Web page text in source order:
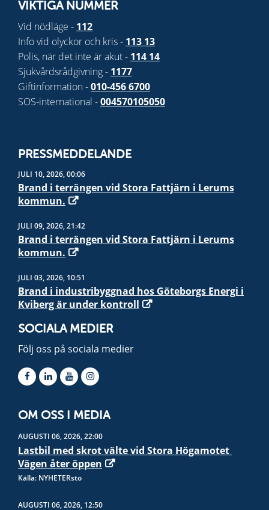
VIKTIGA NUMMER
Vid nödläge - 112
Info vid olyckor och kris - 113 13
Polis, när det inte är akut - 114 14
Sjukvårdsrådgivning - 1177
Giftinformation -010-456 6700
SOS-international -004570105050
PRESSMEDDELANDE
JULI 10, 2026, 00:06
Brand i terrängen vid Stora Fattjärn i Lerums
kommun.
JULI 09, 2026, 21:42
Brand i terrängen vid Stora Fattjärn i Lerums
kommun.
JULI 03, 2026, 10:51
Brand i industribyggnad hos Göteborgs Energi i
Kviberg är under kontroll
SOCIALA MEDIER
Följ oss på sociala medier
OM OSS I MEDIA
AUGUSTI 06, 2026, 22:00
Lastbil med skrot välte vid Stora Högamotet 
Vägen åter öppen
Källa: NYHETERsto
AUGUSTI 06, 2026, 12:50